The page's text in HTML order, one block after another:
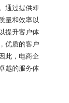
通过提供即
量和效率以
提升客户体
优质的客户
此，电商企
越的服务体